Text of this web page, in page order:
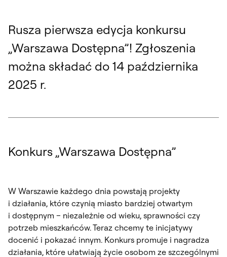
Rusza pierwsza edycja konkursu
„Warszawa Dostępna”! Zgłoszenia
można składać do 14 października
2025 r.
Konkurs „Warszawa Dostępna”
W Warszawie każdego dnia powstają projekty
i działania, które czynią miasto bardziej otwartym
i dostępnym – niezależnie od wieku, sprawności czy
potrzeb mieszkańców. Teraz chcemy te inicjatywy
docenić i pokazać innym. Konkurs promuje i nagradza
działania, które ułatwiają życie osobom ze szczególnymi